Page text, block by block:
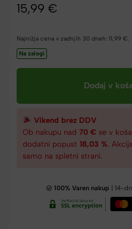
15,99 €
Najnižja cena v zadnjih 30 dneh: 11,99 €
Na zalogi
Dodaj v
Vikend brez DDV
Ob nakupu nad 70 € se v
dodatni popust 18,03 % .
samo na spletni strani.
100% Varen nakup | 14-